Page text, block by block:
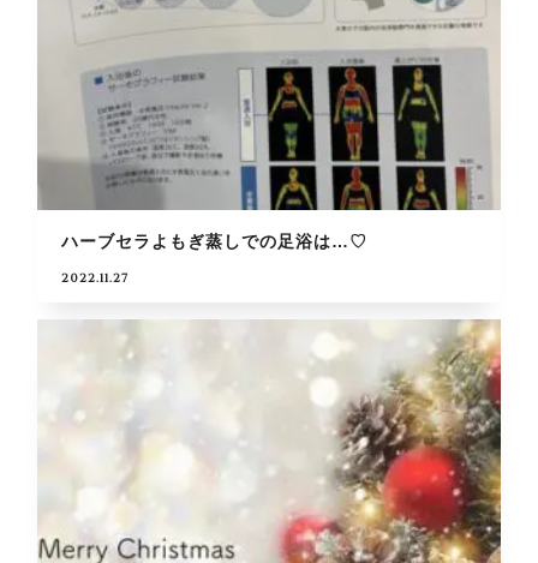
ハーブセラよもぎ蒸しでの足浴は…♡
2022.11.27